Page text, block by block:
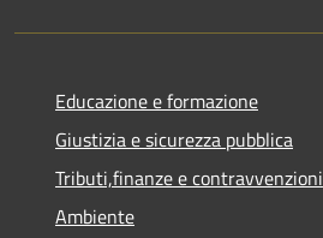
Educazione e formazione
Giustizia e sicurezza pubblica
Tributi,finanze e contravvenzioni
Ambiente